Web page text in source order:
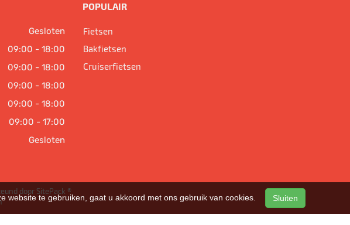
Gesloten
09:00 - 18:00
09:00 - 18:00
09:00 - 18:00
09:00 - 18:00
09:00 - 17:00
Gesloten
POPULAIR
Fietsen
Bakfietsen
Cruiserfietsen
door SitePack ®
website te gebruiken, gaat u akkoord met ons gebruik van cookies. Sluiten